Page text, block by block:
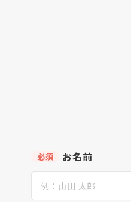
必須 お名前